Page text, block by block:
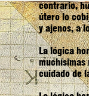
contrario,
útero lo
y ajenos, a
La lógica
muchísimas
cuidado de